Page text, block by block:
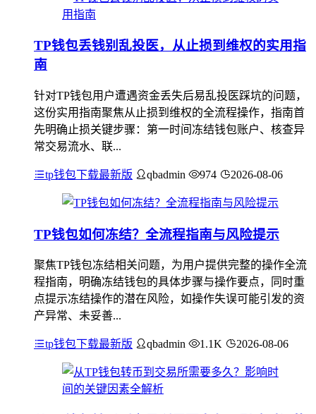
TP钱包丢钱别乱投医，从止损到维权的实用指
南
针对TP钱包用户遭遇资金丢失后易乱投医踩坑的问题，
这份实用指南聚焦从止损到维权的全流程操作，指南首
先明确止损关键步骤：第一时间冻结钱包账户、核查异
常交易流水、联...
tp钱包下载最新版 qbadmin 974 2026-08-06
TP钱包如何冻结？全流程指南与风险提示
聚焦TP钱包冻结相关问题，为用户提供完整的操作全流
程指南，明确冻结钱包的具体步骤与操作要点，同时重
点提示冻结操作的潜在风险，如操作失误可能引发的资
产异常、未妥善...
tp钱包下载最新版 qbadmin 1.1K 2026-08-06